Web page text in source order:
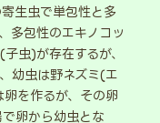
生虫で単包性と多
多包性のエキノコッ
虫)が存在するが、
幼虫は野ネズミ(エ
を作るが、その卵
卵から幼虫とな